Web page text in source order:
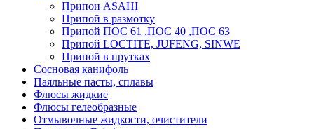
Припои ASAHI
Припой в размотку
Припой ПОС 61 ,ПОС 40 ,ПОС 63
Припой LOCTITE, JUFENG, SINWE
Припой в прутках
Сосновая канифоль
Паяльные пасты, сплавы
Флюсы жидкие
Флюсы гелеобразные
Отмывочные жидкости, очистители